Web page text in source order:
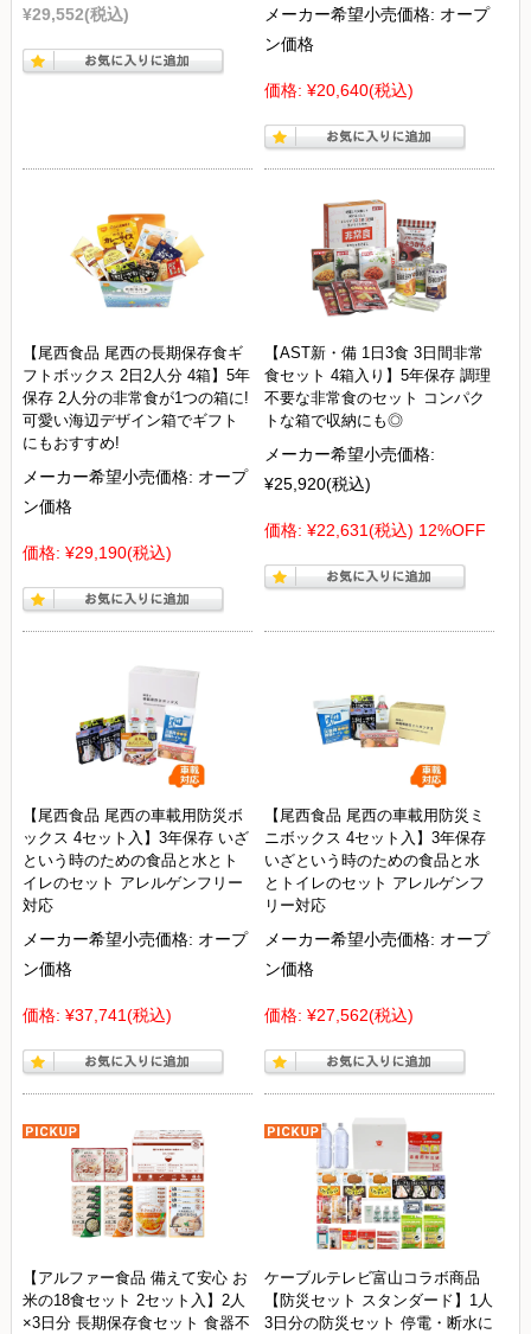
¥29,552(税込) メーカー希望小売価格: オープ
ン価格
価格: ¥20,640(税込)
【尾西食品 尾西の長期保存食ギ
フトボックス 2日2人分 4箱】5年
保存 2人分の非常食が1つの箱に!
可愛い海辺デザイン箱でギフト
にもおすすめ!
メーカー希望小売価格: オープ
ン価格
価格: ¥29,190(税込)
【AST新・備 1日3食 3日間非常
食セット 4箱入り】5年保存 調理
不要な非常食のセット コンパク
トな箱で収納にも◎
メーカー希望小売価格:
¥25,920(税込)
価格: ¥22,631(税込) 12%OFF
【尾西食品 尾西の車載用防災ボ
ックス 4セット入】3年保存 いざ
という時のための食品と水とト
イレのセット アレルゲンフリー
対応
メーカー希望小売価格: オープ
ン価格
価格: ¥37,741(税込)
【尾西食品 尾西の車載用防災ミ
ニボックス 4セット入】3年保存
いざという時のための食品と水
とトイレのセット アレルゲンフ
リー対応
メーカー希望小売価格: オープ
ン価格
価格: ¥27,562(税込)
【アルファー食品 備えて安心 お
米の18食セット 2セット入】2人
×3日分 長期保存食セット 食器不
ケーブルテレビ富山コラボ商品
【防災セット スタンダード】1人
3日分の防災セット 停電・断水に